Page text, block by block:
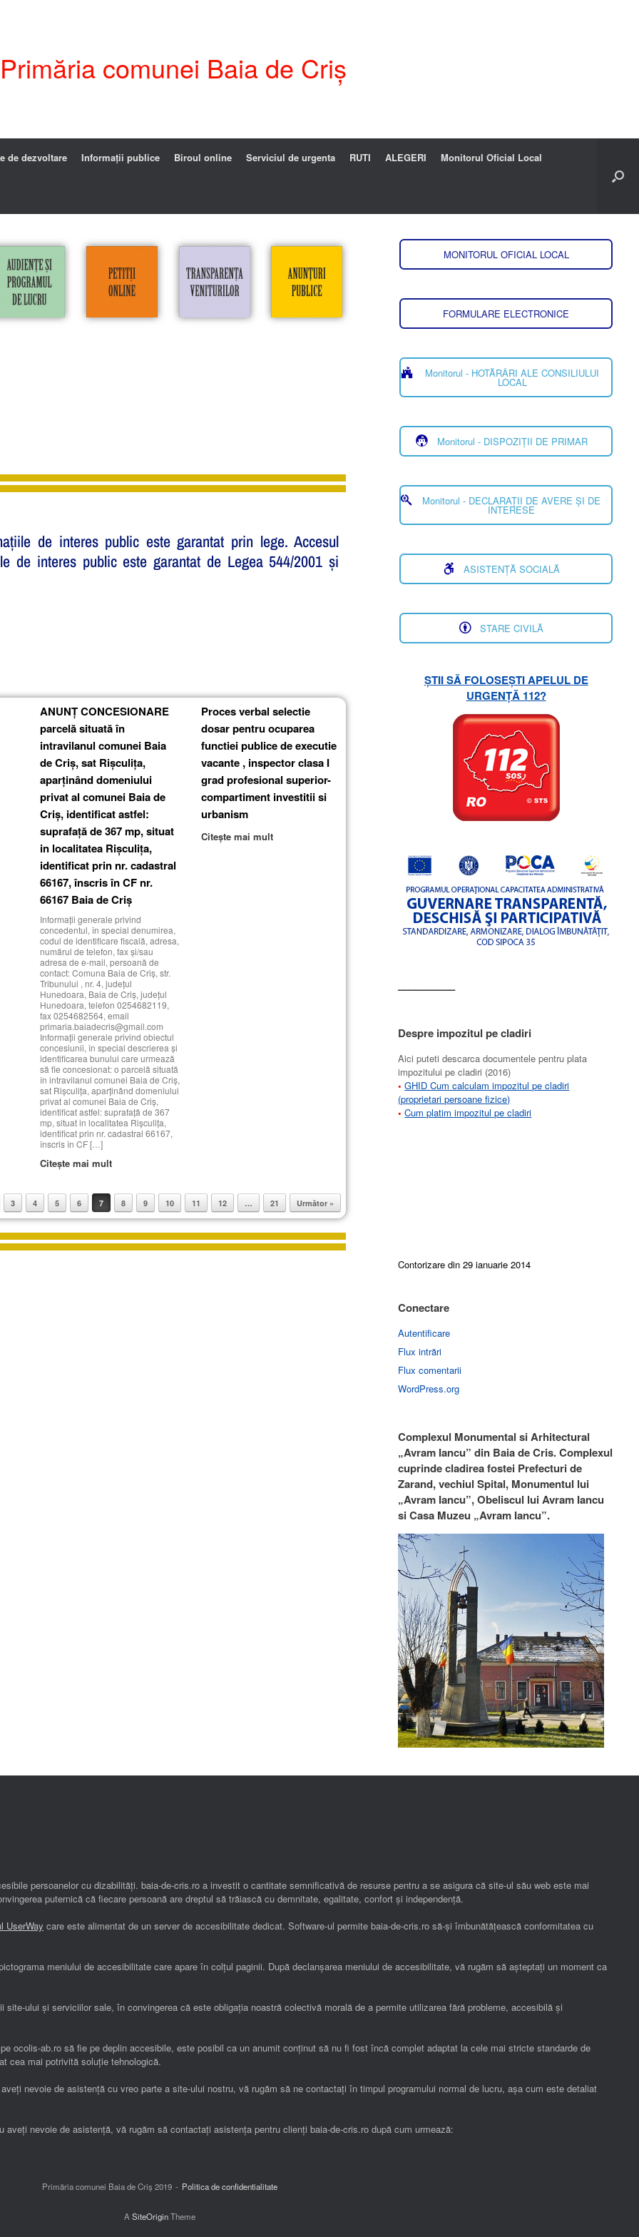
comunei Baia de Criș
de dezvoltare Informații publice Biroul online Serviciul de urgenta RUTI ALEGERI Monitorul Oficial Local
de interes public este garantat prin lege. Accesul
de interes public este garantat de Legea 544/2001 și
ANUNȚ CONCESIONARE
parcelă situată în
intravilanul comunei Baia
de Criș, sat Rișculița,
aparținând domeniului
privat al comunei Baia de
Criș, identificat astfel:
suprafață de 367 mp, situat
in localitatea Rișculița,
identificat prin nr. cadastral
66167, înscris în CF nr.
66167 Baia de Criș
Informații generale privind
concedentul, în special denumirea,
codul de identificare fiscală, adresa,
numărul de telefon, fax şi/sau
adresa de e-mail, persoană de
contact: Comuna Baia de Criş, str.
Tribunului , nr. 4, judeţul
Hunedoara, Baia de Criş, judeţul
Hunedoara, telefon 0254682119,
fax 0254682564, email
primaria.baiadecris@gmail.com
Informații generale privind obiectul
concesiunii, în special descrierea şi
identificarea bunului care urmează
să fie concesionat: o parcelă situată
în intravilanul comunei Baia de Criș,
sat Rișculița, aparținând domeniului
privat al comunei Baia de Criș,
identificat astfel: suprafață de 367
mp, situat in localitatea Rișculița,
identificat prin nr. cadastral 66167,
înscris în CF […]
Citește mai mult
Proces verbal selectie
dosar pentru ocuparea
functiei publice de executie
vacante , inspector clasa I
grad profesional superior-
compartiment investitii si
urbanism
Citește mai mult
3 4 5 6 7 8 9 10 11 12 … 21 Următor »
MONITORUL OFICIAL LOCAL
FORMULARE ELECTRONICE
Monitorul - HOTĂRÂRI ALE CONSILIULUI
LOCAL
Monitorul - DISPOZIȚII DE PRIMAR
Monitorul - DECLARAȚII DE AVERE ȘI DE
INTERESE
ASISTENȚĂ SOCIALĂ
STARE CIVILĂ
ȘTII SĂ FOLOSEȘTI APELUL DE
URGENȚĂ 112?
––––––––––
Despre impozitul pe cladiri
Aici puteti descarca documentele pentru plata
impozitului pe cladiri (2016)
• GHID Cum calculam impozitul pe cladiri
(proprietari persoane fizice)
• Cum platim impozitul pe cladiri
Contorizare din 29 ianuarie 2014
Conectare
Autentificare
Flux intrări
Flux comentarii
WordPress.org
Complexul Monumental si Arhitectural
„Avram Iancu” din Baia de Cris. Complexul
cuprinde cladirea fostei Prefecturi de
Zarand, vechiul Spital, Monumentul lui
„Avram Iancu”, Obeliscul lui Avram Iancu
si Casa Muzeu „Avram Iancu”.
persoanelor cu dizabilități. baia-de-cris.ro a investit o cantitate semnificativă de resurse pentru a se asigura că site-ul său web este mai
puternică că fiecare persoană are dreptul să trăiască cu demnitate, egalitate, confort și independenţă.
UserWay care este alimentat de un server de accesibilitate dedicat. Software-ul permite baia-de-cris.ro să-și îmbunătățească conformitatea cu
meniului de accesibilitate care apare în colțul paginii. După declanșarea meniului de accesibilitate, vă rugăm să așteptați un moment ca
ului și serviciilor sale, în convingerea că este obligația noastră colectivă morală de a permite utilizarea fără probleme, accesibilă și
ocolis-ab.ro să fie pe deplin accesibile, este posibil ca un anumit conținut să nu fi fost încă complet adaptat la cele mai stricte standarde de
cea mai potrivită soluție tehnologică.
nevoie de asistență cu vreo parte a site-ului nostru, vă rugăm să ne contactați în timpul programului normal de lucru, așa cum este detaliat
nevoie de asistență, vă rugăm să contactați asistența pentru clienți baia-de-cris.ro după cum urmează:
Primăria comunei Baia de Criș 2019 Politica de confidentialitate
A SiteOriginTheme